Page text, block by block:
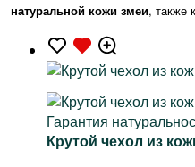
натуральной кожи змеи, также
Гарантия
Крутой чехол из